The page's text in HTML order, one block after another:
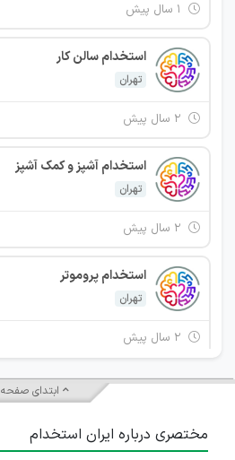
استخدام سالن کار
تهران
استخدام آشپز و کمک آشپز
تهران
استخدام پروموتر
تهران
استخدام سالن کار
۲ سال پیش
ابتدای صفحه
مختصری درباره ایران استخدام